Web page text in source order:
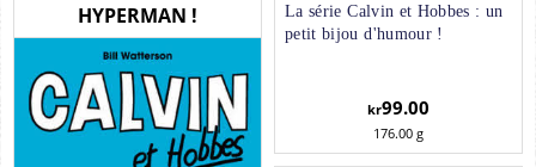
La série Calvin et Hobbes : un
petit bijou d'humour !
kr99.00
176.00 g
HYPERMAN !